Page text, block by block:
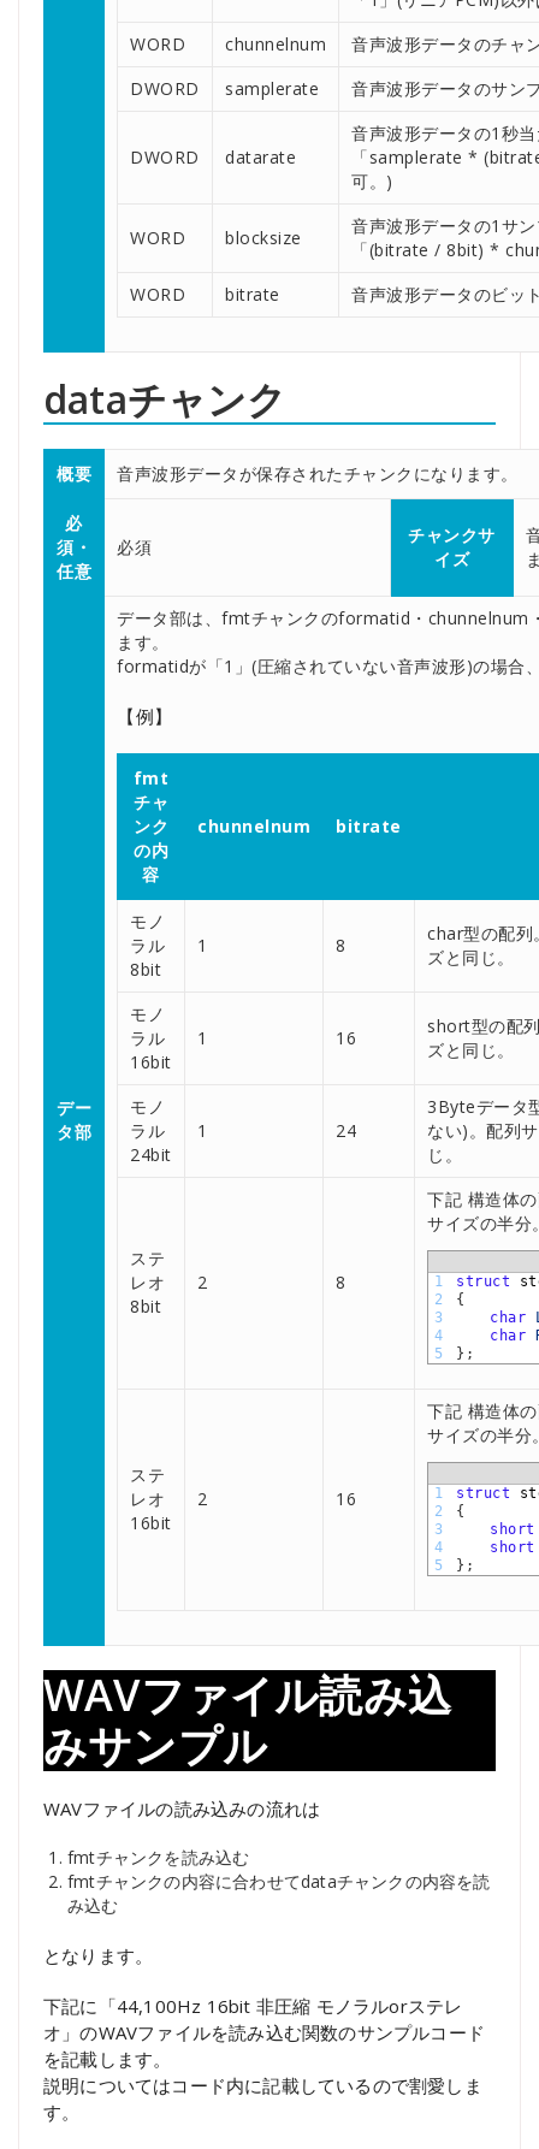
WORD
chunnelnum
音声波形データのチャ
DWORD
samplerate 音声波形データのサン
DWORD datarate
音声波形データの1秒
「samplerate *
可。)
WORD blocksize
音声波形データの1サ
「(bitrate / 8bit) *
WORD
bitrate 音声波形データのビッ
dataチャンク
概要 音声波形データが保存されたチャンクになります。
必
須・
任意
必須
チャンクサ
イズ
デー
タ部
データ部は、fmtチャンクのformatid・chunnelnum
ます。
formatidが「1」(圧縮されていない音声波形)の場合
【例】
fmt
チャ
ンク
の内
容
chunnelnum bitrate
モノ
ラル
8bit
1 8
char型の配列
ズと同じ。
モノ
ラル
16bit
1 16
short型の配
ズと同じ。
モノ
ラル
24bit
1 24
3Byteデータ
ない)。配列
じ。
ステ
レオ
8bit
2 8
下記 構造体
サイズの半分
1
2
3
4
5
struct
{
char
char
} ;
ステ
レオ
16bit
2 16
下記 構造体
サイズの半分
1
2
3
4
5
struct
{
short
short
} ;
WAVファイル読み込
みサンプル
WAVファイルの読み込みの流れは
fmtチャンクを読み込む
fmtチャンクの内容に合わせてdataチャンクの内容を読
み込む
となります。
下記に「44,100Hz 16bit 非圧縮 モノラルorステレ
オ」のWAVファイルを読み込む関数のサンプルコード
を記載します。
説明についてはコード内に記載しているので割愛しま
す。